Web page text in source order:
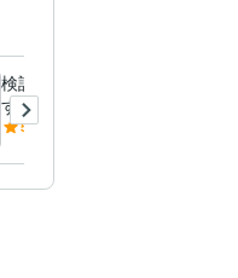
検討中のビジネスを実現しま
す ご検討中のIT・システム企
画をサポートし、システム開
5.0